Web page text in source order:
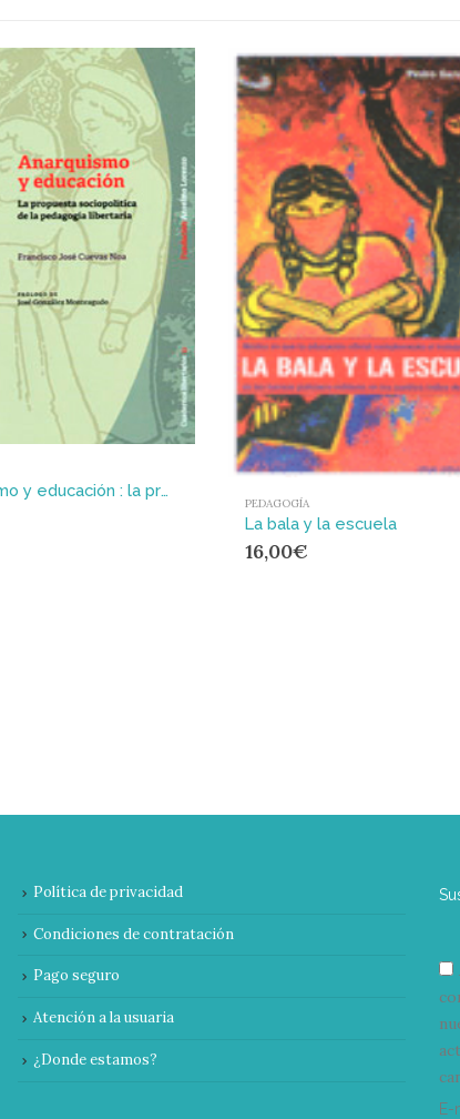
Anarquismo y educación : la propuesta sociopolítica de la pedagogía libertaria
PEDAGOGÍA
La bala y la escuela
16,00€
Política de privacidad
Condiciones de contratación
Pago seguro
Atención a la usuaria
¿Donde estamos?